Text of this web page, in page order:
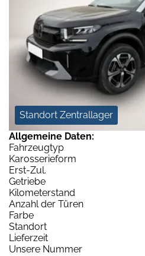
Standort Zentrallager
Allgemeine Daten:
Fahrzeugtyp
Karosserieform
Erst-Zul.
Getriebe
Kilometerstand
Anzahl der Türen
Farbe
Standort
Lieferzeit
Unsere Nummer